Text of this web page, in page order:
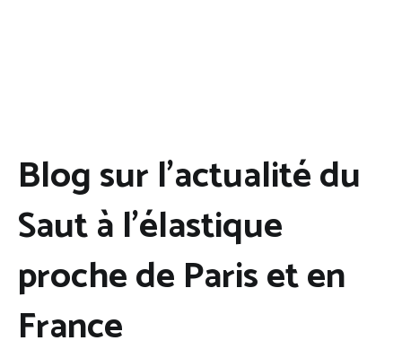
Blog sur l’actualité du
Saut à l’élastique
proche de Paris et en
France